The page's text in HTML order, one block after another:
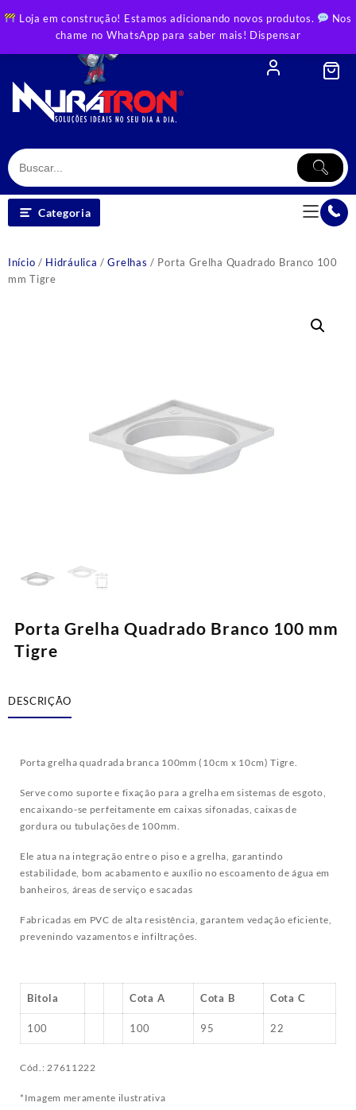
Loja em construção! Estamos adicionando novos produtos.
Nos
chame no WhatsApp para saber mais! Dispensar
to
Categoria
Início / Hidráulica /Grelhas / Porta Grelha Quadrado Branco 100
mm Tigre
Porta Grelha Quadrado Branco 100 mm
Tigre
DESCRIÇÃO
Porta grelha quadrada branca 100mm (10cm x 10cm) Tigre.
Serve como suporte e fixação para a grelha em sistemas de esgoto,
encaixando-se perfeitamente em caixas sifonadas, caixas de
gordura ou tubulações de 100mm.
Ele atua na integração entre o piso e a grelha, garantindo
estabilidade, bom acabamento e auxílio no escoamento de água em
banheiros, áreas de serviço e sacadas
Fabricadas em PVC de alta resistência, garantem vedação eficiente,
prevenindo vazamentos e infiltrações.
Bitola Cota A Cota B Cota C
100 100 95 22
Cód.: 27611222
*Imagem meramente ilustrativa